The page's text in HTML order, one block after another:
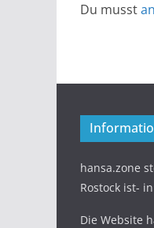
Du musst
hansa.zone
Rostock ist-
Die Website